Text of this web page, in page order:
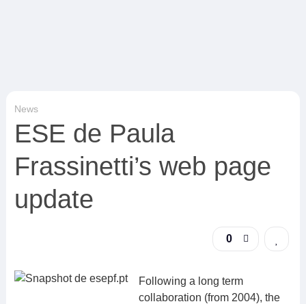
News
ESE de Paula
Frassinetti’s web page
update
0
Following a long term
collaboration (from 2004), the